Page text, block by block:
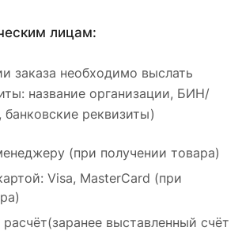
лицам:
заказа необходимо выслать
название организации, БИН/
реквизиты)
(при получении товара)
Visa, MasterCard (при
выставленный счёт